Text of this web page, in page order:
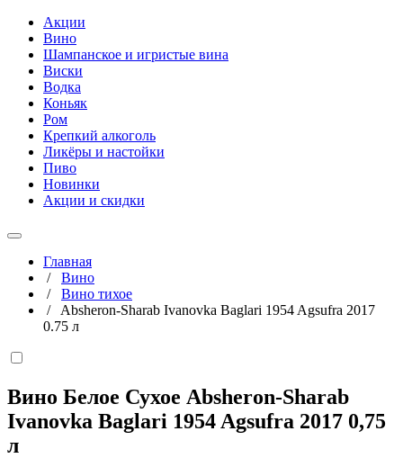
Акции
Вино
Шампанское и игристые вина
Виски
Водка
Коньяк
Ром
Крепкий алкоголь
Ликёры и настойки
Пиво
Новинки
Акции и скидки
Главная
/ Вино
/ Вино тихое
/ Absheron-Sharab Ivanovka Baglari 1954 Agsufra 2017
0.75 л
Вино Белое Сухое Absheron-Sharab
Ivanovka Baglari 1954 Agsufra 2017 0,75
л